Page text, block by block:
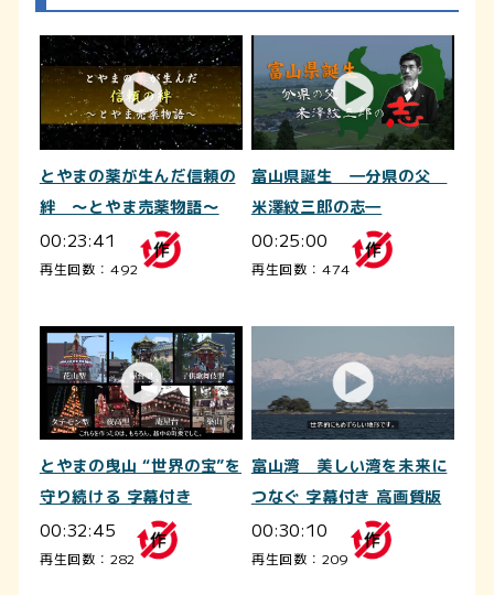
とやまの薬が生んだ信頼の
絆 ～とやま売薬物語～
00:23:41
再生回数：492
富山県誕生 ―分県の父
米澤紋三郎の志―
00:25:00
再生回数：474
とやまの曳山 “世界の宝”を
守り続ける 字幕付き
00:32:45
再生回数：282
富山湾 美しい湾を未来に
つなぐ 字幕付き 高画質版
00:30:10
再生回数：209